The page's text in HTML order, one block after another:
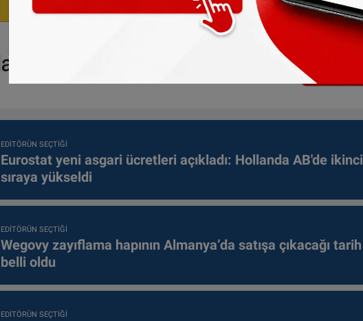
EDITÖRÜN SEÇTIĞI
Eurostat yeni asgari ücretleri açıkladı: Hollanda AB'de ikinci
sıraya yükseldi
EDITÖRÜN SEÇTIĞI
Wegovy zayıflama hapının Almanya’da satışa çıkacağı tarih
belli oldu
EDITÖRÜN SEÇTIĞI